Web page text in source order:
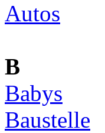
Autos
B
Babys
Baustelle